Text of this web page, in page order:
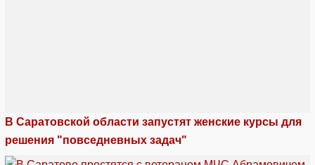
В Саратовской области запустят женские курсы для
решения "повседневных задач"